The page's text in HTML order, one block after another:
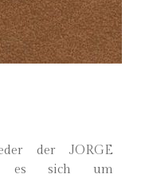
der JORGE
es sich um